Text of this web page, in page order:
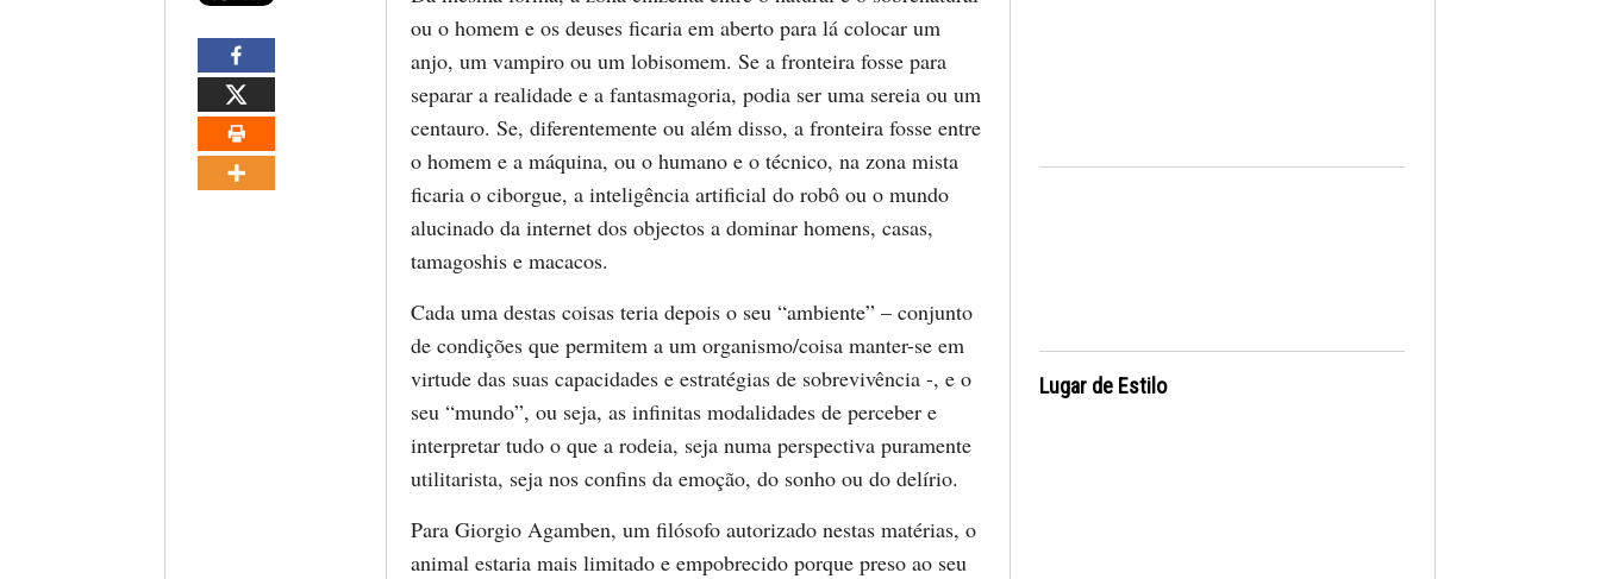
ou o homem e os deuses ficaria em aberto para lá colocar um
anjo, um vampiro ou um lobisomem. Se a fronteira fosse para
separar a realidade e a fantasmagoria, podia ser uma sereia ou um
centauro. Se, diferentemente ou além disso, a fronteira fosse entre
o homem e a máquina, ou o humano e o técnico, na zona mista
ficaria o ciborgue, a inteligência artificial do robô ou o mundo
alucinado da internet dos objectos a dominar homens, casas,
tamagoshis e macacos.
Cada uma destas coisas teria depois o seu “ambiente” – conjunto
de condições que permitem a um organismo/coisa manter-se em
virtude das suas capacidades e estratégias de sobrevivência -, e o
seu “mundo”, ou seja, as infinitas modalidades de perceber e
interpretar tudo o que a rodeia, seja numa perspectiva puramente
utilitarista, seja nos confins da emoção, do sonho ou do delírio.
Para Giorgio Agamben, um filósofo autorizado nestas matérias, o
animal estaria mais limitado e empobrecido porque preso ao seu
Lugar de Estilo